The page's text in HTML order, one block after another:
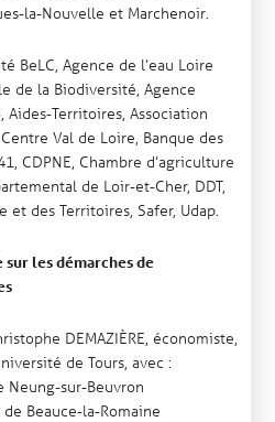
la-Nouvelle et Marchenoir.
BeLC, Agence de l’eau Loire
de la Biodiversité, Agence
Territoires, Association
Val de Loire, Banque des
CDPNE, Chambre d’agriculture
de Loir-et-Cher, DDT,
et des Territoires, Safer, Udap.
sur les démarches de
DEMAZIÈRE, économiste,
de Tours, avec :
Neung-sur-Beuvron
de Beauce-la-Romaine